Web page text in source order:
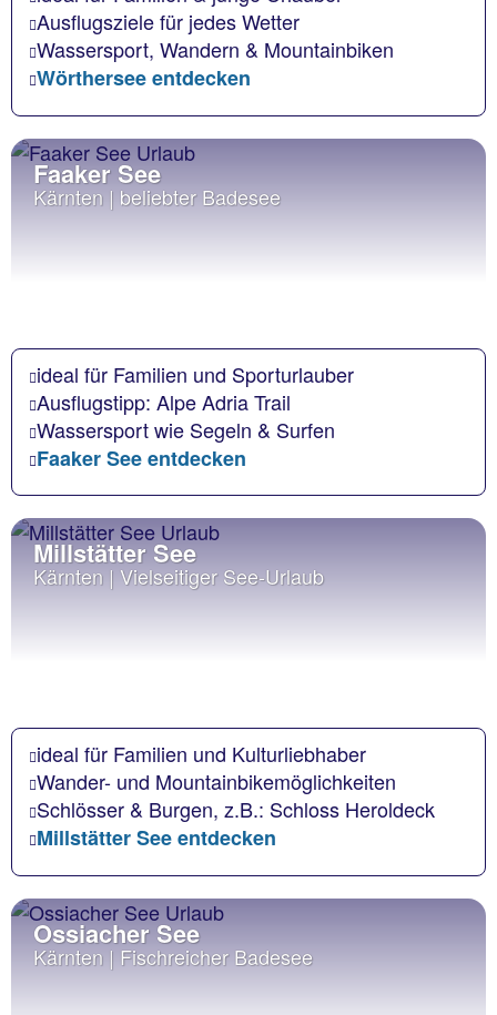
Ausflugsziele für jedes Wetter
Wassersport, Wandern & Mountainbiken
Wörthersee entdecken
Faaker See
Kärnten | beliebter Badesee
ideal für Familien und Sporturlauber
Ausflugstipp: Alpe Adria Trail
Wassersport wie Segeln & Surfen
Faaker See entdecken
Millstätter See
Kärnten | Vielseitiger See-Urlaub
ideal für Familien und Kulturliebhaber
Wander- und Mountainbikemöglichkeiten
Schlösser & Burgen, z.B.: Schloss Heroldeck
Millstätter See entdecken
Ossiacher See
Kärnten | Fischreicher Badesee